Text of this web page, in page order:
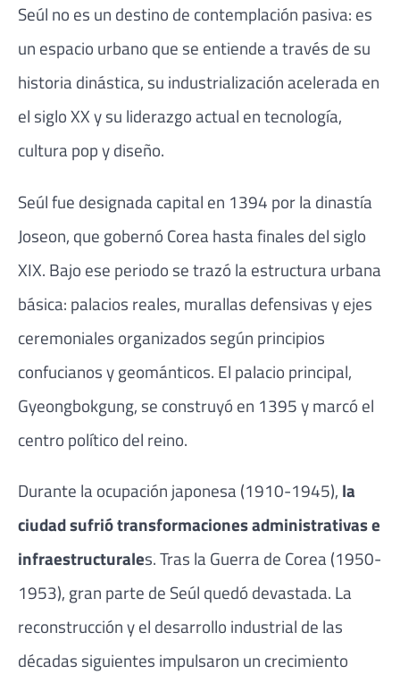
Seúl no es un destino de contemplación pasiva: es
un espacio urbano que se entiende a través de su
historia dinástica, su industrialización acelerada en
el siglo XX y su liderazgo actual en tecnología,
cultura pop y diseño.
Seúl fue designada capital en 1394 por la dinastía
Joseon, que gobernó Corea hasta finales del siglo
XIX. Bajo ese periodo se trazó la estructura urbana
básica: palacios reales, murallas defensivas y ejes
ceremoniales organizados según principios
confucianos y geománticos. El palacio principal,
Gyeongbokgung, se construyó en 1395 y marcó el
centro político del reino.
Durante la ocupación japonesa (1910-1945), la
ciudad sufrió transformaciones administrativas e
infraestructurales. Tras la Guerra de Corea (1950-
1953), gran parte de Seúl quedó devastada. La
reconstrucción y el desarrollo industrial de las
décadas siguientes impulsaron un crecimiento